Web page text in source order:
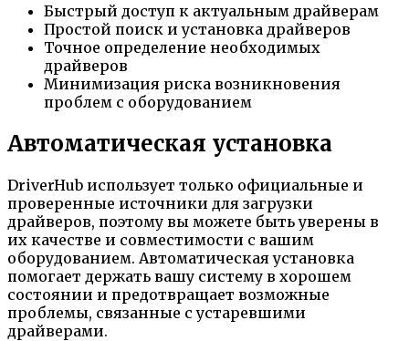
Быстрый доступ к актуальным драйверам
Простой поиск и установка драйверов
Точное определение необходимых
драйверов
Минимизация риска возникновения
проблем с оборудованием
Автоматическая установка
DriverHub использует только официальные и
проверенные источники для загрузки
драйверов, поэтому вы можете быть уверены в
их качестве и совместимости с вашим
оборудованием. Автоматическая установка
помогает держать вашу систему в хорошем
состоянии и предотвращает возможные
проблемы, связанные с устаревшими
драйверами.